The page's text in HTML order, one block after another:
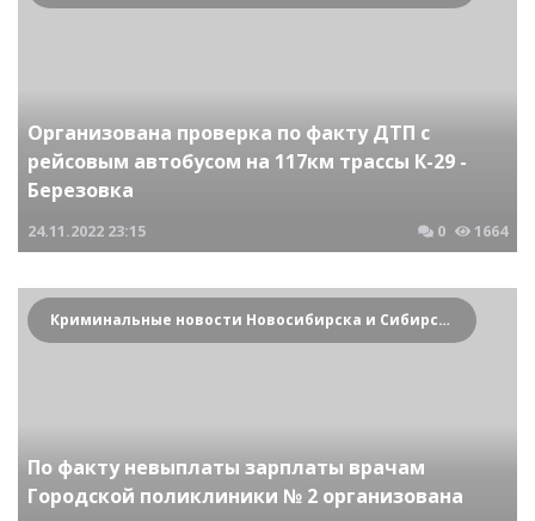
Организована проверка по факту ДТП с
рейсовым автобусом на 117км трассы К-29 -
Березовка
24.11.2022 23:15 0 1664
Криминальные новости Новосибирска и Сибирского региона
По факту невыплаты зарплаты врачам
Городской поликлиники № 2 организована